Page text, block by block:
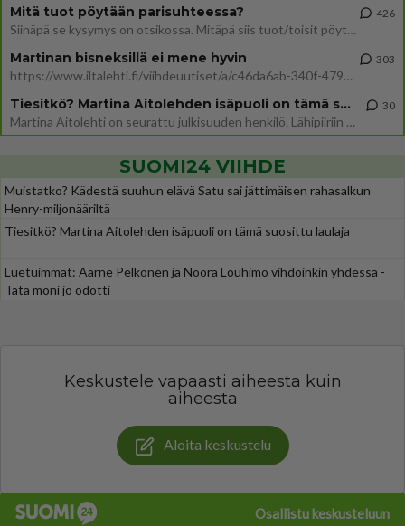
Mitä tuot pöytään parisuhteessa?
Siinäpä se kysymys on otsikossa. Mitäpä siis tuot/toisit pöytään parisuhteessa? Oletko mies vai nainen? Koetko sen mitä
426
Martinan bisneksillä ei mene hyvin
https://www.iltalehti.fi/viihdeuutiset/a/c46da6ab-340f-4790-aaa7-0865eed2336 Yrityksen konkurssihakemus on tullut kärä
303
Tiesitkö? Martina Aitolehden isäpuoli on tämä suosittu laulaja
Martina Aitolehti on seurattu julkisuuden henkilö. Lähipiiriin mahtuu muitakin tunnettuja henkilöitä. Tiesitkö, että Ma
30
SUOMI24 VIIHDE
Muistatko? Kädestä suuhun elävä Satu sai jättimäisen rahasalkun
Henry-miljonääriltä
Tiesitkö? Martina Aitolehden isäpuoli on tämä suosittu laulaja
Luetuimmat: Aarne Pelkonen ja Noora Louhimo vihdoinkin yhdessä -
Tätä moni jo odotti
Keskustele vapaasti aiheesta kuin
aiheesta
Aloita keskustelu
Osallistu keskusteluun